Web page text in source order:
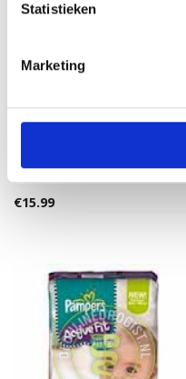
Statistieken
Marketing
Luiers Maat 5 – Jumbo box
€15.99